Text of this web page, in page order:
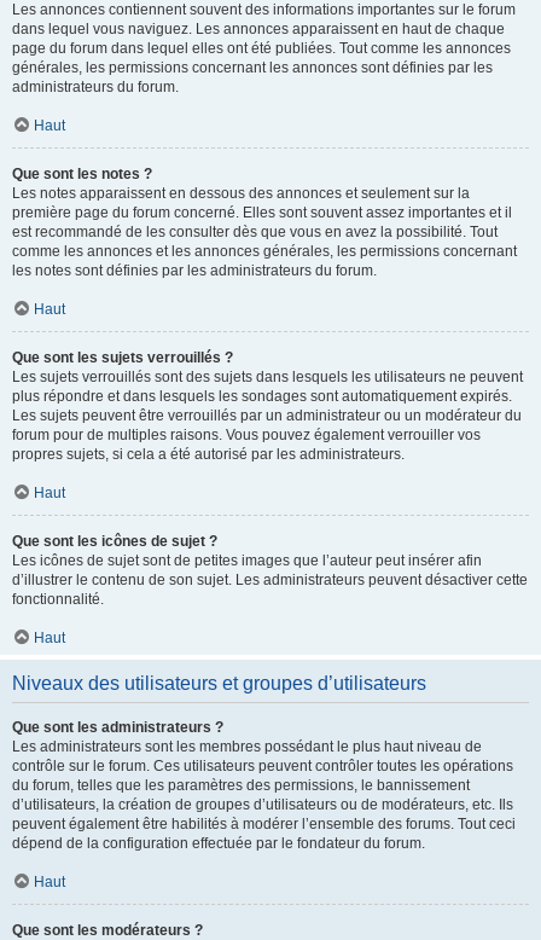
Les annonces contiennent souvent des informations importantes sur le forum
dans lequel vous naviguez. Les annonces apparaissent en haut de chaque
page du forum dans lequel elles ont été publiées. Tout comme les annonces
générales, les permissions concernant les annonces sont définies par les
administrateurs du forum.
Haut
Que sont les notes ?
Les notes apparaissent en dessous des annonces et seulement sur la
première page du forum concerné. Elles sont souvent assez importantes et il
est recommandé de les consulter dès que vous en avez la possibilité. Tout
comme les annonces et les annonces générales, les permissions concernant
les notes sont définies par les administrateurs du forum.
Haut
Que sont les sujets verrouillés ?
Les sujets verrouillés sont des sujets dans lesquels les utilisateurs ne peuvent
plus répondre et dans lesquels les sondages sont automatiquement expirés.
Les sujets peuvent être verrouillés par un administrateur ou un modérateur du
forum pour de multiples raisons. Vous pouvez également verrouiller vos
propres sujets, si cela a été autorisé par les administrateurs.
Haut
Que sont les icônes de sujet ?
Les icônes de sujet sont de petites images que l’auteur peut insérer afin
d’illustrer le contenu de son sujet. Les administrateurs peuvent désactiver cette
fonctionnalité.
Haut
Niveaux des utilisateurs et groupes d’utilisateurs
Que sont les administrateurs ?
Les administrateurs sont les membres possédant le plus haut niveau de
contrôle sur le forum. Ces utilisateurs peuvent contrôler toutes les opérations
du forum, telles que les paramètres des permissions, le bannissement
d’utilisateurs, la création de groupes d’utilisateurs ou de modérateurs, etc. Ils
peuvent également être habilités à modérer l’ensemble des forums. Tout ceci
dépend de la configuration effectuée par le fondateur du forum.
Haut
Que sont les modérateurs ?